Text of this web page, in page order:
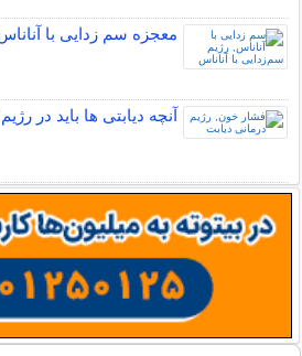
معجزه سم زدایی با
آنچه دیابتی ها باید در